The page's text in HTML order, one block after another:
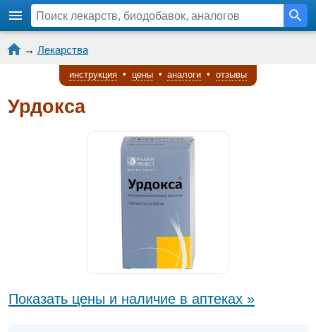
→ Лекарства
инструкция • цены • аналоги • отзывы
Урдокса
Показать цены и наличие в аптеках »